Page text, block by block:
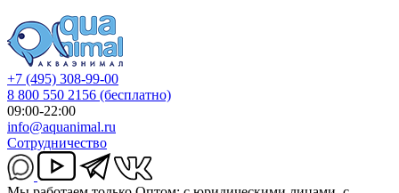
+7 (495) 308-99-00
8 800 550 2156 (бесплатно)
09:00-22:00
info@aquanimal.ru
Сотрудничество